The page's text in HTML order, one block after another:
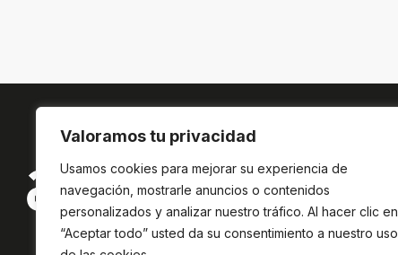
Valoramos tu privacidad
Usamos cookies para mejorar su experiencia de
navegación, mostrarle anuncios o contenidos
personalizados y analizar nuestro tráfico. Al hacer clic en
“Aceptar todo” usted da su consentimiento a nuestro uso